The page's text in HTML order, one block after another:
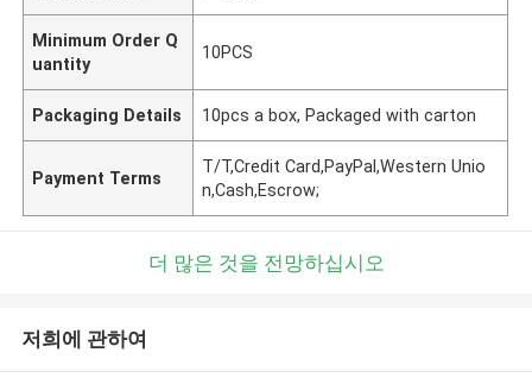
Minimum Order Q
uantity
10PCS
Packaging Details 10pcs a box, Packaged with carton
Payment Terms
T/T,Credit Card,PayPal,Western Unio
n,Cash,Escrow;
더 많은 것을 전망하십시오
저희에 관하여